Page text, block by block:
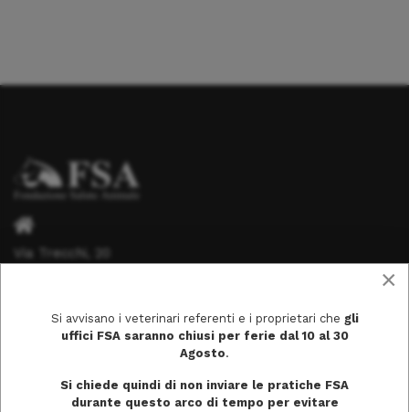
Via Trecchi, 20
info@fondazionesaluteanimale.it
×
Si avvisano i veterinari referenti e i proprietari che gli
uffici FSA saranno chiusi per ferie dal 10 al 30
Agosto.
Si chiede quindi di non inviare le pratiche FSA
durante questo arco di tempo per evitare